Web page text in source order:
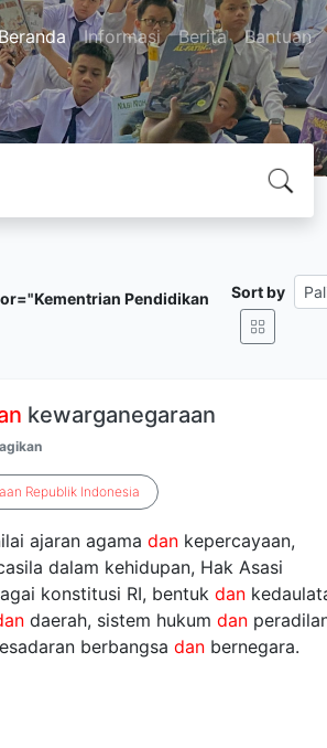
Informasi Berita Bantuan
Pendidikan
Sort by
kewarganegaraan
Republik Indonesia
ajaran agamadan kepercayaan,
dalam kehidupan, Hak Asasi
konstitusi RI, bentukdan
daerah, sistem hukumdan
berbangsadan bernegara.